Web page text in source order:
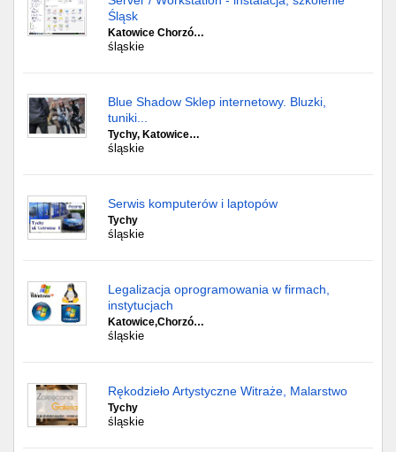
Śląsk
Katowice Chorzó…
śląskie
Blue Shadow Sklep internetowy. Bluzki,
tuniki...
Tychy, Katowice…
śląskie
Serwis komputerów i laptopów
Tychy
śląskie
Legalizacja oprogramowania w firmach,
instytucjach
Katowice,Chorzó…
śląskie
Rękodzieło Artystyczne Witraże, Malarstwo
Tychy
śląskie